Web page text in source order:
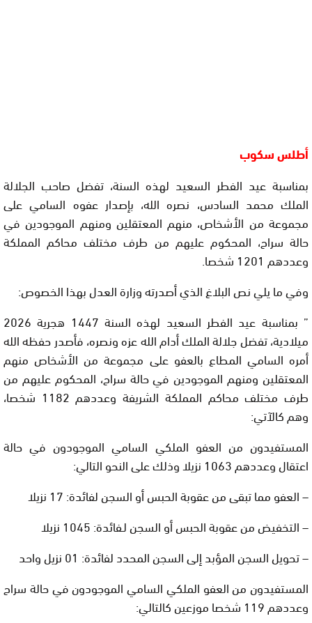
أطلس سكوب
بمناسبة عيد الفطر السعيد لهذه السنة، تفضل صاحب الجلالة
الملك محمد السادس، نصره الله، بإصدار عفوه السامي على
مجموعة من الأشخاص، منهم المعتقلين ومنهم الموجودين في
حالة سراح، المحكوم عليهم من طرف مختلف محاكم المملكة
وعددهم 1201 شخصا.
وفي ما يلي نص البلاغ الذي أصدرته وزارة العدل بهذا الخصوص:
” بمناسبة عيد الفطر السعيد لهذه السنة 1447 هجرية 2026
ميلادية، تفضل جلالة الملك أدام الله عزه ونصره، فأصدر حفظه الله
أمره السامي المطاع بالعفو على مجموعة من الأشخاص منهم
المعتقلين ومنهم الموجودين في حالة سراح، المحكوم عليهم من
طرف مختلف محاكم المملكة الشريفة وعددهم 1182 شخصا،
وهم كالآتي:
المستفيدون من العفو الملكي السامي الموجودون في حالة
اعتقال وعددهم 1063 نزيلا وذلك على النحو التالي:
– العفو مما تبقى من عقوبة الحبس أو السجن لفائدة: 17 نزيلا
– التخفيض من عقوبة الحبس أو السجن لـفائدة: 1045 نزيلا
– تحويل السجن المؤبد إلى السجن المحدد لفائدة: 01 نزيل واحد
المستفيدون من العفو الملكي السامي الموجودون في حالة سراح
وعددهم 119 شخصا موزعين كالتالي: